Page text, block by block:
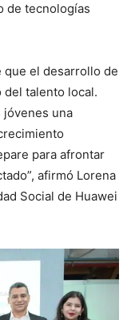
de tecnologías
que el desarrollo de
talento local.
jóvenes una
para afrontar
afirmó Lorena
Social de Huawei